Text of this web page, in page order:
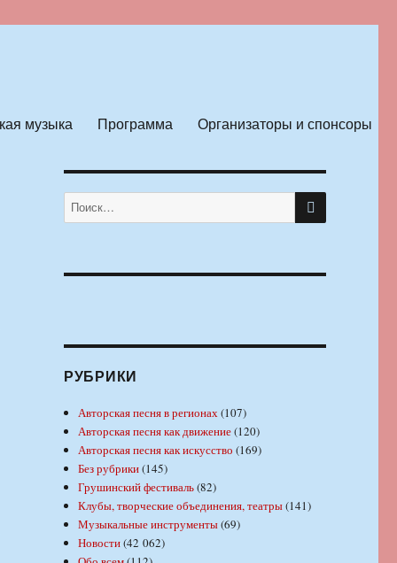
музыка Программа Организаторы и спонсоры
Искать: ПОИСК
РУБРИКИ
Авторская песня в регионах(107)
Авторская песня как движение(120)
Авторская песня как искусство (169)
Без рубрики(145)
Грушинский фестиваль(82)
Клубы, творческие объединения, театры(141)
Музыкальные инструменты(69)
Новости(42 062)